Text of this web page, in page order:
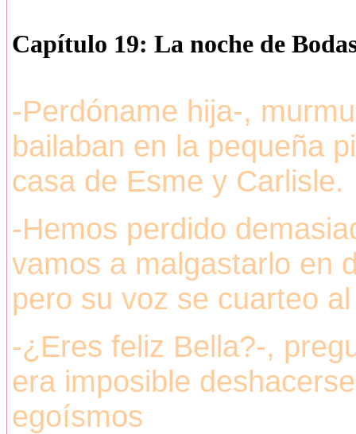
Capítulo 19: La noche de
-Perdóname hija-,
bailaban en la pequeña
casa de Esme y Carlisle.
-Hemos perdido
vamos a malgastarlo en
pero su voz se cuarteo
-¿Eres feliz Bella?-,
era imposible
egoísmos